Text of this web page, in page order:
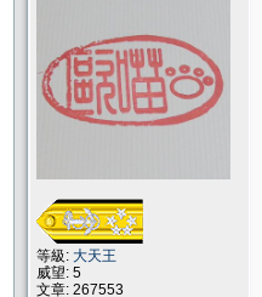
等級: 大天王
威望: 5
文章: 267553